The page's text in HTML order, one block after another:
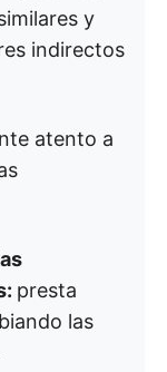
y
indirectos
atento a
presta
las